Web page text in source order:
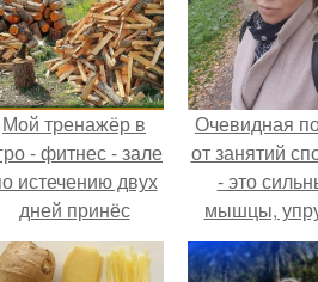
Мой тренажёр в
- фитнес - зале
истечению двух
дней принёс
ощутимый
результат.
Очевидная
от занятий
- это
мышцы,
кожа и
общего